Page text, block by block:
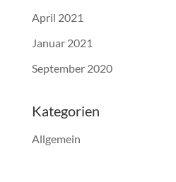
April 2021
Januar 2021
September 2020
Kategorien
Allgemein